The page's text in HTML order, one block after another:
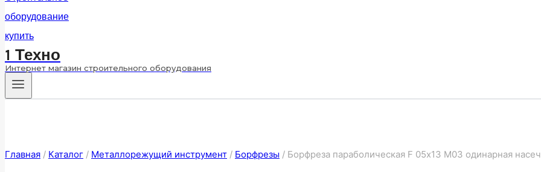
1 Техно
Интернет магазин строительного оборудования
Главная / Каталог / Металлорежущий инструмент / Борфрезы / Борфреза параболическая F 05х13 M03 одинарная